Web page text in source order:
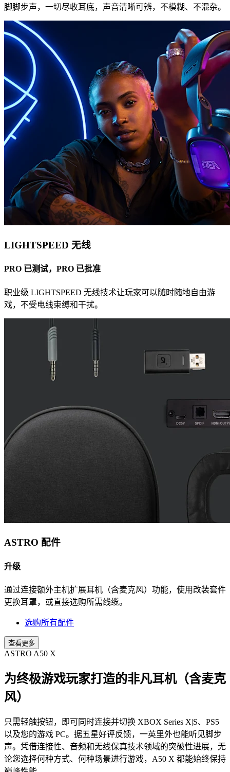
脚脚步声，一切尽收耳底，声音清晰可辨，不模糊、不混杂。
LIGHTSPEED 无线
PRO 已测试，PRO 已批准
职业级 LIGHTSPEED 无线技术让玩家可以随时随地自由游
戏，不受电线束缚和干扰。
ASTRO 配件
升级
通过连接额外主机扩展耳机（含麦克风）功能，使用改装套件
更换耳罩，或直接选购所需线缆。
选购所有配件
查看更多
ASTRO A50 X
为终极游戏玩家打造的非凡耳机（含麦克
风）
只需轻触按钮，即可同时连接并切换 XBOX Series X|S、PS5
以及您的游戏 PC。据五星好评反馈，一英里外也能听见脚步
声。凭借连接性、音频和无线保真技术领域的突破性进展，无
论您选择何种方式、何种场景进行游戏，A50 X 都能始终保持